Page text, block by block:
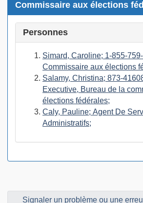
Commissaire aux élections
Personnes
Simard, Caroline; 1-855-
Commissaire aux élections
Salamy, Christina; 873-
Executive, Bureau de la
élections fédérales;
Caly, Pauline; Agent De
Administratifs;
Signaler un problème ou une